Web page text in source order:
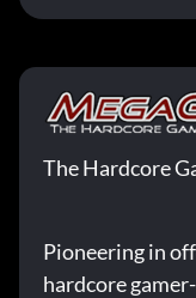
The Hardcore
Pioneering in
hardcore